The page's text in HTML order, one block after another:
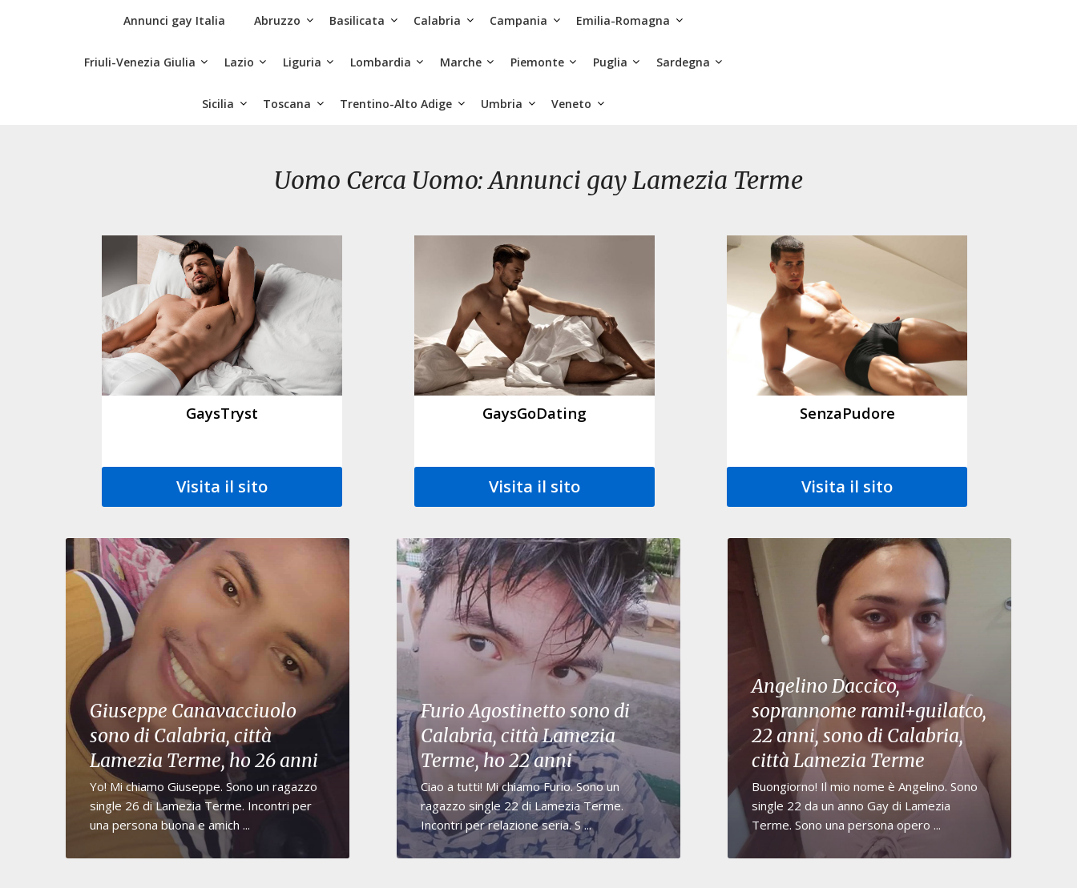
Siti Incontri Gay
Annunci gay Italia Abruzzo Basilicata Calabria Campania Emilia-Romagna
Friuli-Venezia Giulia Lazio Liguria Lombardia Marche Piemonte Puglia Sardegna
Sicilia Toscana Trentino-Alto Adige Umbria Veneto
Uomo Cerca Uomo: Annunci gay Lamezia Terme
GaysTryst
Visita il sito
GaysGoDating
Visita il sito
SenzaPudore
Visita il sito
Giuseppe Canavacciuolo
sono di Calabria, città
Lamezia Terme, ho 26 anni
Yo! Mi chiamo Giuseppe. Sono un ragazzo
single 26 di Lamezia Terme. Incontri per
una persona buona e amich ...
Furio Agostinetto sono di
Calabria, città Lamezia
Terme, ho 22 anni
Ciao a tutti! Mi chiamo Furio. Sono un
ragazzo single 22 di Lamezia Terme.
Incontri per relazione seria. S ...
Angelino Daccico,
soprannome ramil+guilatco,
22 anni, sono di Calabria,
città Lamezia Terme
Buongiorno! Il mio nome è Angelino. Sono
single 22 da un anno Gay di Lamezia
Terme. Sono una persona opero ...